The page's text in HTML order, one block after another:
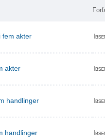
fem akter
akter
handlinger
handlinger